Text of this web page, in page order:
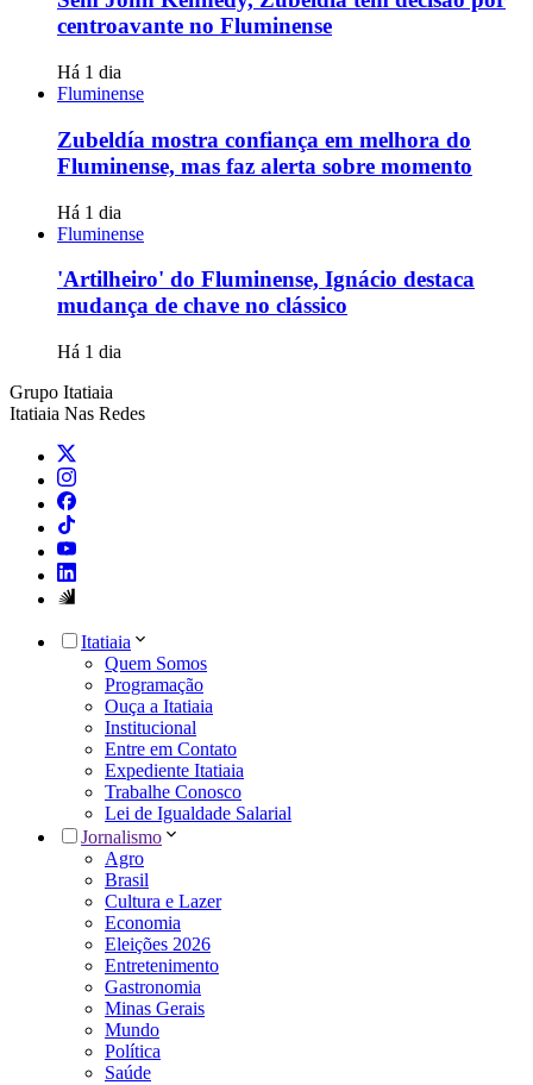
centroavante no Fluminense
Há 1 dia
Fluminense
Zubeldía mostra confiança em melhora do
Fluminense, mas faz alerta sobre momento
Há 1 dia
Fluminense
'Artilheiro' do Fluminense, Ignácio destaca
mudança de chave no clássico
Há 1 dia
Grupo Itatiaia
Itatiaia Nas Redes
Itatiaia
Quem Somos
Programação
Ouça a Itatiaia
Institucional
Entre em Contato
Expediente Itatiaia
Trabalhe Conosco
Lei de Igualdade Salarial
Jornalismo
Agro
Brasil
Cultura e Lazer
Economia
Eleições 2026
Entretenimento
Gastronomia
Minas Gerais
Mundo
Política
Saúde